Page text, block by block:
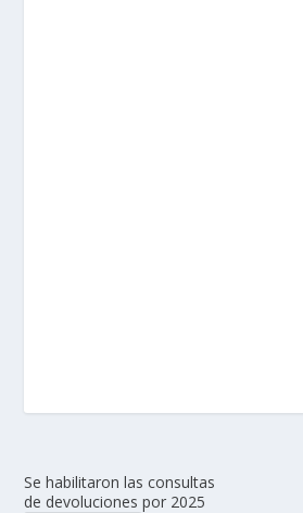
Se habilitaron las consultas
de devoluciones por 2025